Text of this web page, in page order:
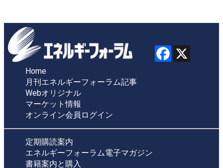
Home
月刊エネルギーフォーラム記事
Webオリジナル
マーケット情報
オンライン会員ログイン
定期購読案内
エネルギーフォーラム電子マガジン
書籍案内と購入